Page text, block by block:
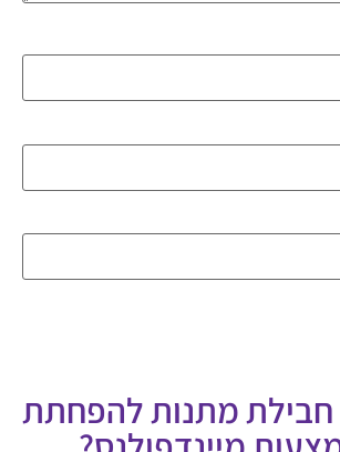
חבילת מתנות להפחתת